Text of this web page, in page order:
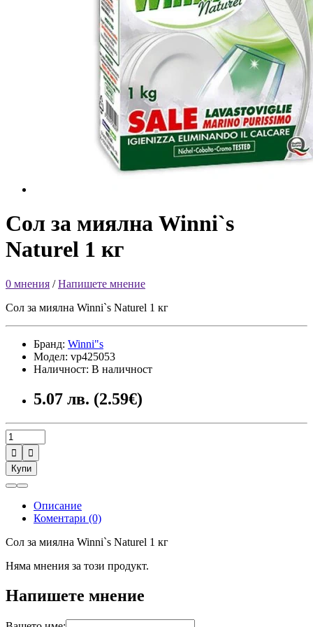
Сол за миялна Winni`s
Naturеl 1 кг
0 мнения /Напишете мнение
Сол за миялна Winni`s Naturеl 1 кг
Бранд: Winni"s
Модел: vp425053
Наличност: В наличност
5.07 лв. (2.59€)


Купи
Описание
Коментари (0)
Сол за миялна Winni`s Naturеl 1 кг
Няма мнения за този продукт.
Напишете мнение